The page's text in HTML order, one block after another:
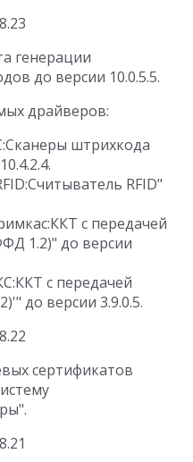
генерации
до версии 10.0.5.5.
драйверов:
штрихкода
RFID"
с передачей
1.2)" до версии
с передачей
до версии 3.9.0.5.
сертификатов